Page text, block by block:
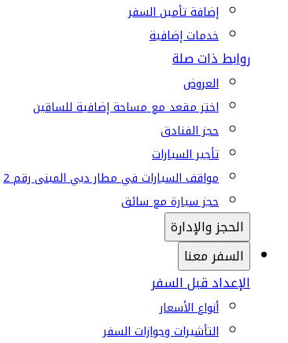
إضافة تأمين السفر
خدمات إضافية
روابط ذات صلة
العروض
اختر مقعد مع مساحة إضافية للساقين
حجز الفنادق
تأجير السيارات
مواقف السيارات في مطار دبي المبنى رقم 2
حجز سيارة مع سائق
الحجز والإدارة
السفر معنا
الإعداد قبل السفر
أنواع الأسعار
التأشيرات وجوازات السفر